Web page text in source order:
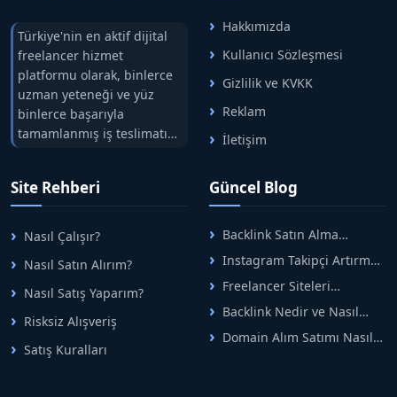
✔️ Profesyonel kontrol ile içerik kalitesi korunur
⭐ Yayın Politikası Uyarısı
⛔ Yasalara aykırı içerikler yayınlanmaz
⛔ Bahis, kumar ve müstehcen içerikler kabul edilmez
⛔ Telif ihlali içeren içerikler yayınlanmaz
AĞIMIZ
Tüm yayın yapabildiğimiz
haber siteleri,
fiyatlarımız ve kampanyalarımızaaşağıdaki
https://www.hizlibul.com/profil/hadra/
Profesyonel Tanıtım Yazısı & Backlink Hizmeti
PR – Dijital Basın Çalışmaları
✨SEO Odaklı Backlink Çözümleri
Türkiye'nin en aktif dijital
freelancer hizmet
platformu olarak, binlerce
uzman yeteneği ve yüz
binlerce başarıyla
tamamlanmış iş teslimatını
tek çatıda buluşturuyoruz.
arasındaki süreci risksiz
alışveriş sistemi ile koruyan
ticaretin güvenli
adreslerinden birisidir.
Hakkımızda
Kullanıcı Sözleşmesi
Gizlilik ve KVKK
Reklam
İletişim
Site Rehberi
Nasıl Çalışır?
Nasıl Satın Alırım?
Nasıl Satış Yaparım?
Risksiz Alışveriş
Satış Kuralları
Güncel Blog
Backlink Satın Alma
Rehberi: Güvenli SEO İçin
Doğru Adımlar
Instagram Takipçi Artırma
Yöntemleri: Organik Büyüme
Rehberi
Freelancer Siteleri
Arasında Doğru Seçim Nasıl
Yapılır
Backlink Nedir ve Nasıl
Alınır? Etkili Yöntemler
Domain Alım Satımı Nasıl